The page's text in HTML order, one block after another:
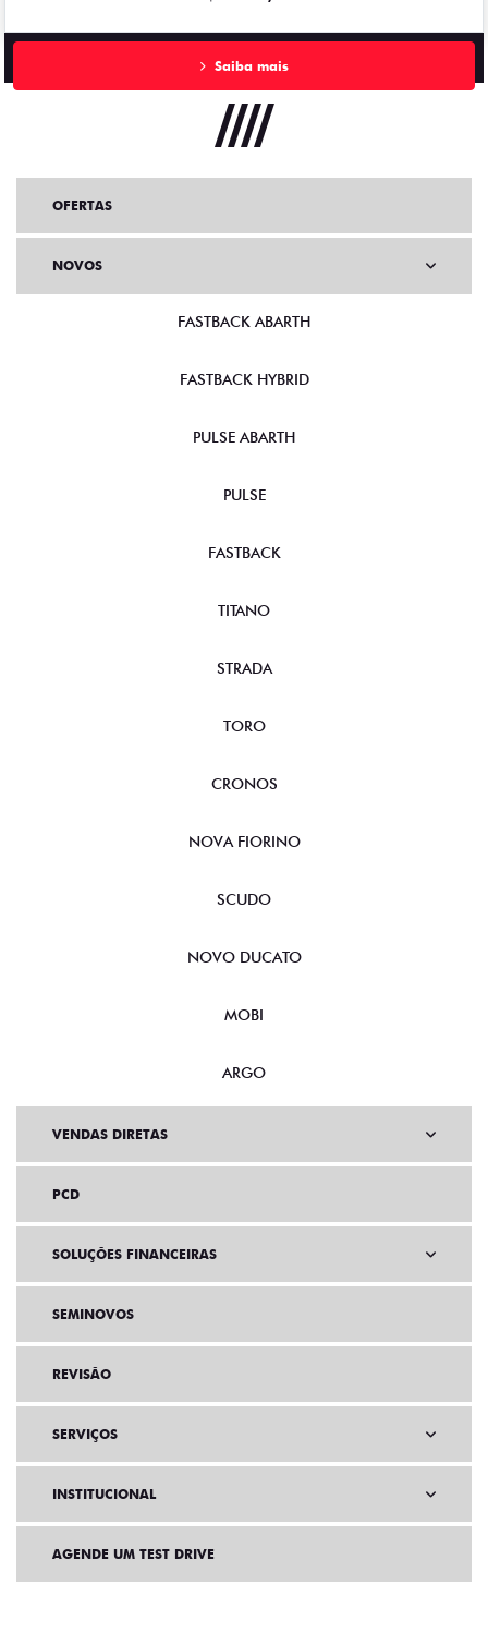
Saiba mais
OFERTAS
NOVOS
FASTBACK ABARTH
FASTBACK HYBRID
PULSE ABARTH
PULSE
FASTBACK
TITANO
STRADA
TORO
CRONOS
NOVA FIORINO
SCUDO
NOVO DUCATO
MOBI
ARGO
VENDAS DIRETAS
PCD
SOLUÇÕES FINANCEIRAS
SEMINOVOS
REVISÃO
SERVIÇOS
INSTITUCIONAL
AGENDE UM TEST DRIVE